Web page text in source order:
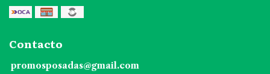
Contacto
promosposadas@gmail.com